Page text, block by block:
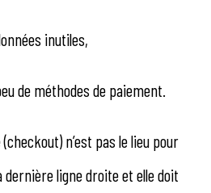
inutiles,
de méthodes de paiement.
n’est pas le lieu pour
dernière ligne droite et elle doit